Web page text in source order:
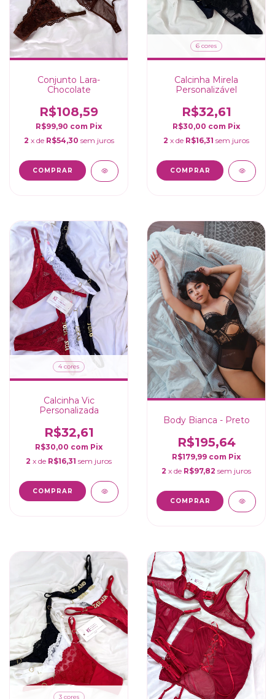
Conjunto Lara-
Chocolate
R$108,59
R$99,90 com Pix
2 x de R$54,30 sem juros
COMPRAR
6 cores
Calcinha Mirela
Personalizável
R$32,61
R$30,00 com Pix
2 x de R$16,31 sem juros
COMPRAR
4 cores
Calcinha Vic
Personalizada
R$32,61
R$30,00 com Pix
2 x de R$16,31 sem juros
COMPRAR
Body Bianca - Preto
R$195,64
R$179,99 com Pix
2 x de R$97,82 sem juros
COMPRAR
3 cores